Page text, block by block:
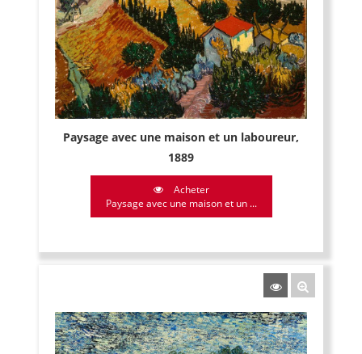
Paysage avec une maison et un laboureur,
1889
Acheter
Paysage avec une maison et un ...